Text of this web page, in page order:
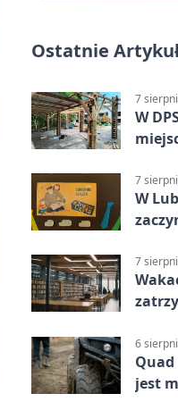
Ostatnie
7
W
7
W
7
6
jest